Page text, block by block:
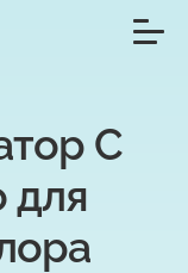
C
для